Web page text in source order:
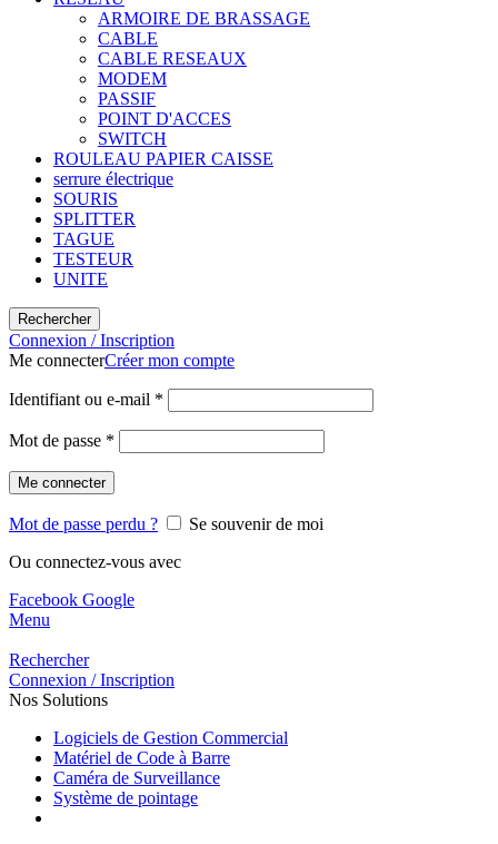
ARMOIRE DE BRASSAGE
CABLE
CABLE RESEAUX
MODEM
PASSIF
POINT D'ACCES
SWITCH
ROULEAU PAPIER CAISSE
serrure électrique
SOURIS
SPLITTER
TAGUE
TESTEUR
UNITE
Rechercher
Connexion / Inscription
Me connecterCréer mon compte
Identifiant ou e-mail *
Mot de passe *
Me connecter
Mot de passe perdu ?
Se souvenir de moi
Ou connectez-vous avec
Facebook Google
Menu
Rechercher
Connexion / Inscription
Nos Solutions
Logiciels de Gestion Commercial
Matériel de Code à Barre
Caméra de Surveillance
Système de pointage